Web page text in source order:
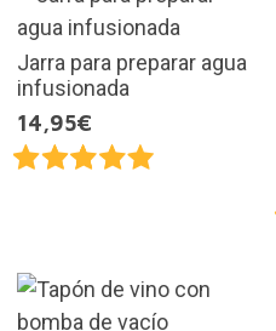
Jarra para preparar agua
infusionada
14,95€